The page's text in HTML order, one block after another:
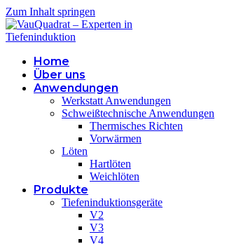
Zum Inhalt springen
Home
Über uns
Anwendungen
Werkstatt Anwendungen
Schweißtechnische Anwendungen
Thermisches Richten
Vorwärmen
Löten
Hartlöten
Weichlöten
Produkte
Tiefeninduktionsgeräte
V2
V3
V4